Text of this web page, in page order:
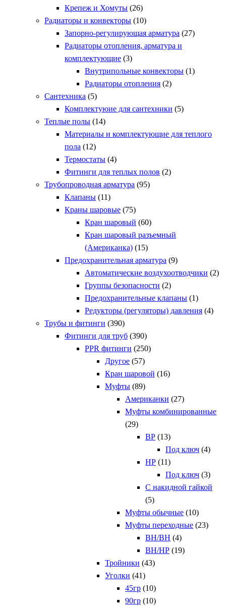
Крепеж и Хомуты (26)
Радиаторы и конвекторы (10)
Запорно-регулирующая арматура (27)
Радиаторы отопления, арматура и
комплектующие (3)
Внутрипольные конвекторы (1)
Радиаторы отопления (2)
Сантехника (5)
Комплектуюие для сантехники (5)
Теплые полы (14)
Материалы и комплектующие для теплого
пола (12)
Термостаты (4)
Фитинги для теплых полов (2)
Трубопроводная арматура (95)
Клапаны (11)
Краны шаровые (75)
Кран шаровый (60)
Кран шаровый разъемный
(Американка) (15)
Предохранительная арматура (9)
Автоматические воздухоотводчики (2)
Группы безопасности (2)
Предохранительные клапаны (1)
Редукторы (регуляторы) давления (4)
Трубы и фитинги (390)
Фитинги для труб (390)
PPR фитинги (250)
Другое (57)
Кран шаровой (16)
Муфты (89)
Американки (27)
Муфты комбинированные
(29)
ВР (13)
Под ключ (4)
НР (11)
Под ключ (3)
С накидной гайкой
(5)
Муфты обычные (10)
Муфты переходные (23)
ВН/ВН (4)
ВН/НР (19)
Тройники (43)
Уголки (41)
45гр (10)
90гр (10)